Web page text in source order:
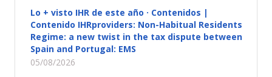
Lo + visto IHR de este año · Contenidos |
Contenido IHRproviders: Non-Habitual Residents
Regime: a new twist in the tax dispute between
Spain and Portugal: EMS
05/08/2026